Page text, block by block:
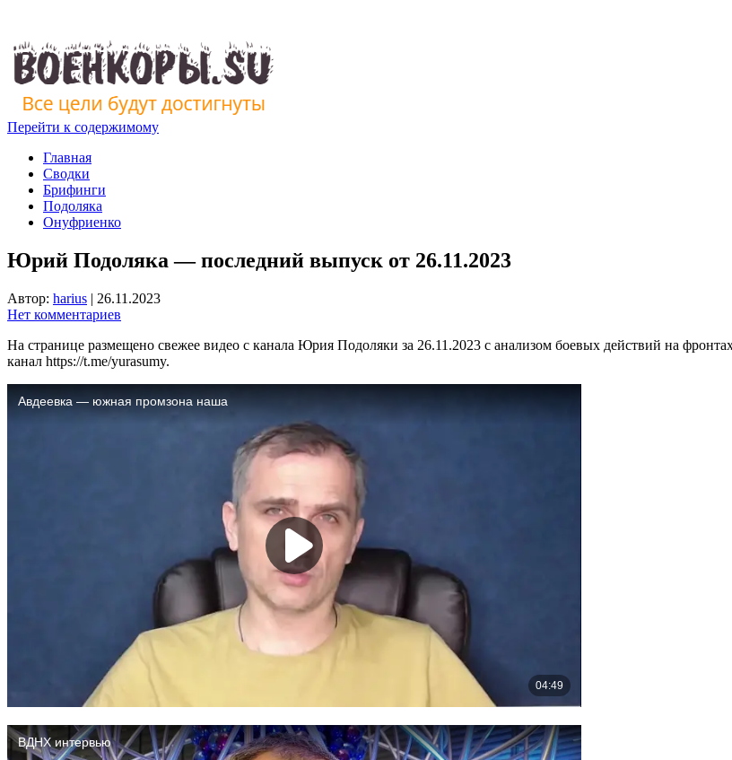
Перейти к содержимому
Главная
Сводки
Брифинги
Подоляка
Онуфриенко
Юрий Подоляка — последний выпуск от 26.11.2023
Автор: harius | 26.11.2023
Нет комментариев
На странице размещено свежее видео с канала Юрия Подоляки за 26.11.2023 с анализом боевых действий на
канал https://t.me/yurasumy.